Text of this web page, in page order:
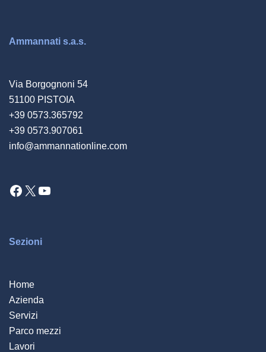
Ammannati s.a.s.
Via Borgognoni 54
51100 PISTOIA
+39 0573.365792
+39 0573.907061
info@ammannationline.com
Facebook
X YouTube
Sezioni
Home
Azienda
Servizi
Parco mezzi
Lavori